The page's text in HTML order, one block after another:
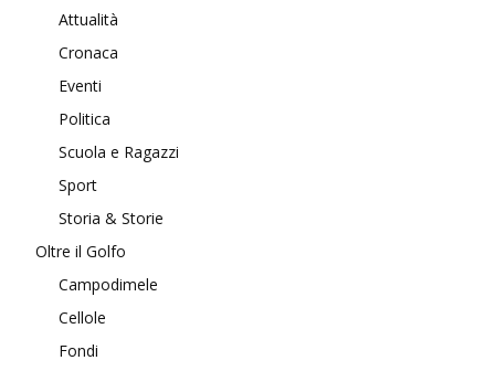
Attualità
Cronaca
Eventi
Politica
Scuola e Ragazzi
Sport
Storia & Storie
Oltre il Golfo
Campodimele
Cellole
Fondi